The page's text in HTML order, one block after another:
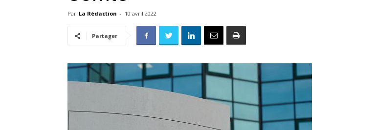
Par La Rédaction - 10 avril 2022
Partager